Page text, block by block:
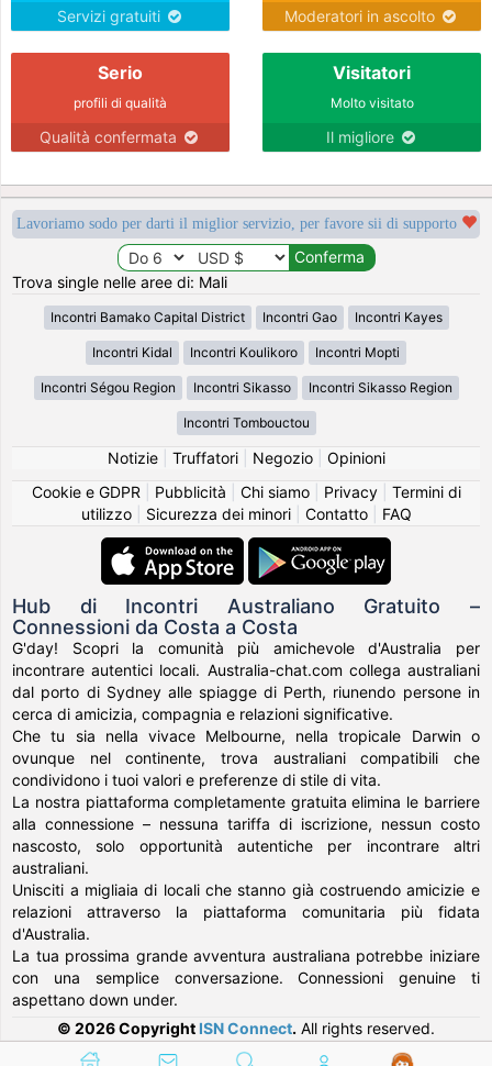
Servizi gratuiti Moderatori in ascolto
Serio
profili di qualità
Qualità confermata
Visitatori
Molto visitato
Il migliore
Lavoriamo sodo per darti il miglior servizio, per favore sii di supporto
Trova single nelle aree di: Mali
Incontri Bamako Capital District Incontri Gao Incontri Kayes
Incontri Kidal Incontri Koulikoro Incontri Mopti
Incontri Ségou Region Incontri Sikasso Incontri Sikasso Region
Incontri Tombouctou
Notizie| Truffatori| Negozio| Opinioni
Cookie e GDPR
Pubblicità Chi siamo| Privacy| Termini di
utilizzo| Sicurezza dei minori| Contatto| FAQ
Hub di Incontri Australiano Gratuito –
Connessioni da Costa a Costa
G'day! Scopri la comunità più amichevole d'Australia per
incontrare autentici locali. Australia-chat.com collega australiani
dal porto di Sydney alle spiagge di Perth, riunendo persone in
cerca di amicizia, compagnia e relazioni significative.
Che tu sia nella vivace Melbourne, nella tropicale Darwin o
ovunque nel continente, trova australiani compatibili che
condividono i tuoi valori e preferenze di stile di vita.
La nostra piattaforma completamente gratuita elimina le barriere
alla connessione – nessuna tariffa di iscrizione, nessun costo
nascosto, solo opportunità autentiche per incontrare altri
australiani.
Unisciti a migliaia di locali che stanno già costruendo amicizie e
relazioni attraverso la piattaforma comunitaria più fidata
d'Australia.
La tua prossima grande avventura australiana potrebbe iniziare
con una semplice conversazione. Connessioni genuine ti
aspettano down under.
© 2026 Copyright ISN Connect. All rights reserved.